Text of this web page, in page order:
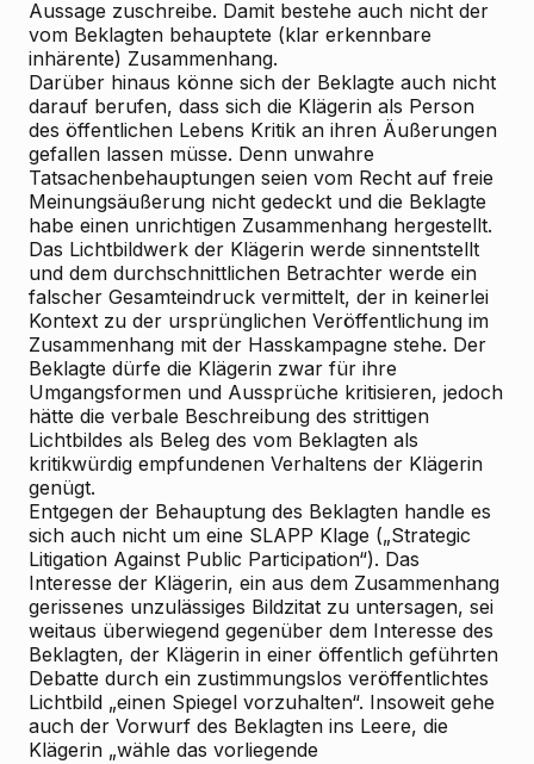
Aussage zuschreibe. Damit bestehe auch nicht der
vom Beklagten behauptete (klar erkennbare
inhärente) Zusammenhang.
Darüber hinaus könne sich der Beklagte auch nicht
darauf berufen, dass sich die Klägerin als Person
des öffentlichen Lebens Kritik an ihren Äußerungen
gefallen lassen müsse. Denn unwahre
Tatsachenbehauptungen seien vom Recht auf freie
Meinungsäußerung nicht gedeckt und die Beklagte
habe einen unrichtigen Zusammenhang hergestellt.
Das Lichtbildwerk der Klägerin werde sinnentstellt
und dem durchschnittlichen Betrachter werde ein
falscher Gesamteindruck vermittelt, der in keinerlei
Kontext zu der ursprünglichen Veröffentlichung im
Zusammenhang mit der Hasskampagne stehe. Der
Beklagte dürfe die Klägerin zwar für ihre
Umgangsformen und Aussprüche kritisieren, jedoch
hätte die verbale Beschreibung des strittigen
Lichtbildes als Beleg des vom Beklagten als
kritikwürdig empfundenen Verhaltens der Klägerin
genügt.
Entgegen der Behauptung des Beklagten handle es
sich auch nicht um eine SLAPP Klage („Strategic
Litigation Against Public Participation“). Das
Interesse der Klägerin, ein aus dem Zusammenhang
gerissenes unzulässiges Bildzitat zu untersagen, sei
weitaus überwiegend gegenüber dem Interesse des
Beklagten, der Klägerin in einer öffentlich geführten
Debatte durch ein zustimmungslos veröffentlichtes
Lichtbild „einen Spiegel vorzuhalten“. Insoweit gehe
auch der Vorwurf des Beklagten ins Leere, die
Klägerin „wähle das vorliegende